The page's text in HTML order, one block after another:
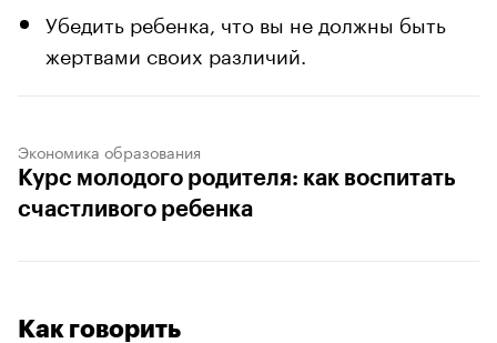
Убедить ребенка, что вы не должны быть
жертвами своих различий.
Экономика образования
Курс молодого родителя: как воспитать
счастливого ребенка
Как говорить